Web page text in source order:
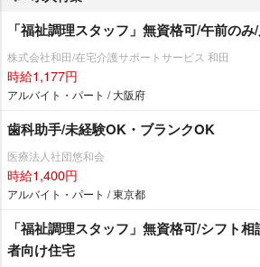
「福祉調理スタッフ」無資格可/午前の
株式会社和田/在宅介護サポートサービス 和田
時給1,177円
アルバイト・パート / 大阪府
歯科助手/未経験OK・ブランクOK
医療法人社団悠和会
時給1,400円
アルバイト・パート / 東京都
「福祉調理スタッフ」無資格可/シフト
者向け住宅